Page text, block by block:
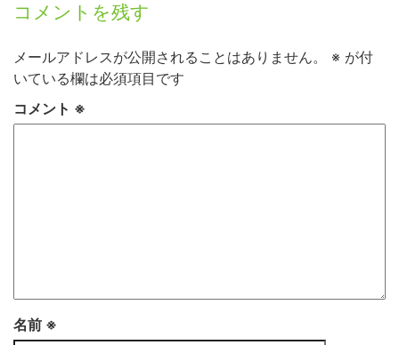
コメントを残す
メールアドレスが公開されることはありません。 ※ が付
いている欄は必須項目です
コメント ※
名前 ※